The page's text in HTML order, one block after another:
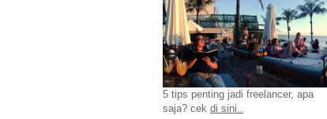
5 tips penting jadi freelancer, apa
saja? cek di sini..